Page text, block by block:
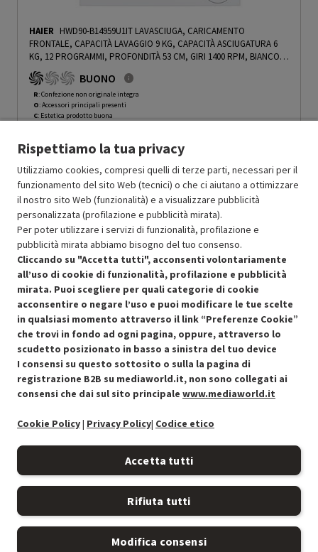
HAIER HWD90-B14959U1IT LAVASCIUGA, CARICAMENTO
FRONTALE, CAPACITÀ LAVAGGIO 9 KG, CAPACITÀ ASCIUGATURA 6
KG, 12 PROGRAMMI, PROFONDITÀ 53 CM, GIRI 1400 RPM, BIANCO,
NERO, CLASSE D - PRMG GRADING ROCN - 15%
ROCN - 15% BUONO
R: Confezione non originale integra
O: Accessori principali presenti
C: Estetica prodotto buona
Prodotto Nuovo 579.00 -15%
Ricondizionato Prezzo ridotto da
492.15a -50%
In Promozione 246.07
Aggiungi al carrello
SCONTO RICONDIZIONATI
Approfitta dello sconto del 50% sul prodotto ricondizionato.
Condizioni generali di vendita Recedere dal contratto qui
Rispettiamo la tua privacy
Utilizziamo cookies, compresi quelli di terze parti, necessari per il
funzionamento del sito Web (tecnici) o che ci aiutano a ottimizzare
il nostro sito Web (funzionalità) e a visualizzare pubblicità
personalizzata (profilazione e pubblicità mirata).
Per poter utilizzare i servizi di funzionalità, profilazione e
pubblicità mirata abbiamo bisogno del tuo consenso.
Cliccando su "Accetta tutti", acconsenti volontariamente
all’uso di cookie di funzionalità, profilazione e pubblicità
mirata. Puoi scegliere per quali categorie di cookie
acconsentire o negare l’uso e puoi modificare le tue scelte
in qualsiasi momento attraverso il link “Preferenze Cookie”
che trovi in fondo ad ogni pagina, oppure, attraverso lo
scudetto posizionato in basso a sinistra del tuo device
I consensi su questo sottosito o sulla la pagina di
registrazione B2B su mediaworld.it, non sono collegati ai
consensi che dai sul sito principale www.mediaworld.it
Cookie Policy| Privacy Policy| Codice etico
Accetta tutti
Rifiuta tutti
Modifica consensi